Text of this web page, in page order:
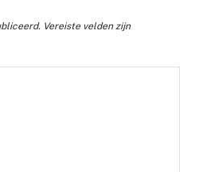
Vereiste velden zijn